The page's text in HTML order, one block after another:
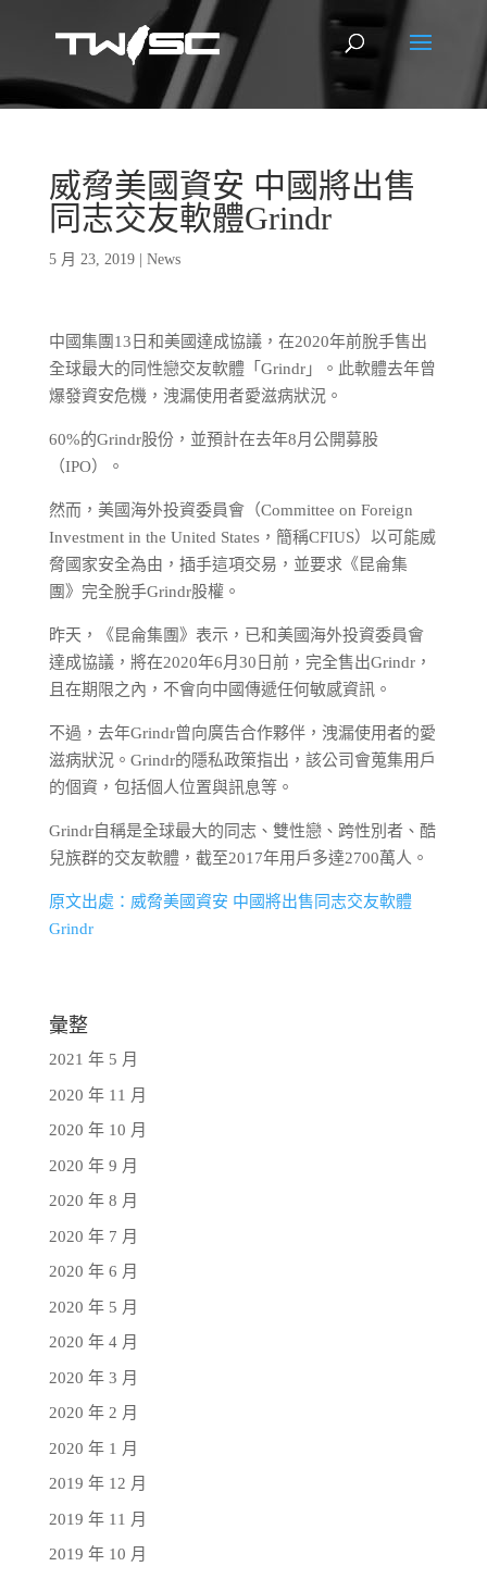
威脅美國資安 中國將出售
同志交友軟體Grindr
5 月 23, 2019| News
中國集團13日和美國達成協議，在2020年前脫手售出
全球最大的同性戀交友軟體「Grindr」。此軟體去年曾
爆發資安危機，洩漏使用者愛滋病狀況。
60%的Grindr股份，並預計在去年8月公開募股
（IPO）。
然而，美國海外投資委員會（Committee on Foreign
Investment in the United States，簡稱CFIUS）以可能威
脅國家安全為由，插手這項交易，並要求《昆侖集
團》完全脫手Grindr股權。
昨天，《昆侖集團》表示，已和美國海外投資委員會
達成協議，將在2020年6月30日前，完全售出Grindr，
且在期限之內，不會向中國傳遞任何敏感資訊。
不過，去年Grindr曾向廣告合作夥伴，洩漏使用者的愛
滋病狀況。Grindr的隱私政策指出，該公司會蒐集用戶
的個資，包括個人位置與訊息等。
Grindr自稱是全球最大的同志、雙性戀、跨性別者、酷
兒族群的交友軟體，截至2017年用戶多達2700萬人。
原文出處：威脅美國資安 中國將出售同志交友軟體
Grindr
彙整
2021 年 5 月
2020 年 11 月
2020 年 10 月
2020 年 9 月
2020 年 8 月
2020 年 7 月
2020 年 6 月
2020 年 5 月
2020 年 4 月
2020 年 3 月
2020 年 2 月
2020 年 1 月
2019 年 12 月
2019 年 11 月
2019 年 10 月